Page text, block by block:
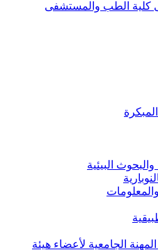
كلية الطب والمستشفى
البيئية
الجامعية لأعضاء هيئة